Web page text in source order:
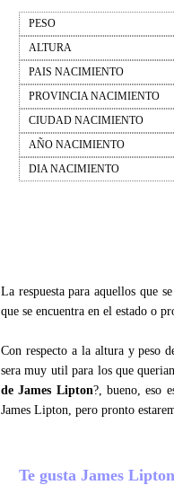
PESO
ALTURA
PAIS NACIMIENTO
PROVINCIA NACIMIENTO
CIUDAD NACIMIENTO
AÑO NACIMIENTO
DIA NACIMIENTO
La respuesta para aquellos que
que se encuentra en el estado o
Con respecto a la altura y peso
sera muy util para los que
de James Lipton?, bueno, eso
James Lipton, pero pronto
Te gusta James